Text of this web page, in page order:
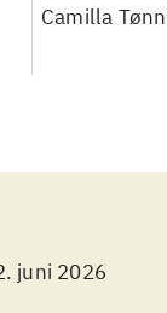
Camilla
juni 2026